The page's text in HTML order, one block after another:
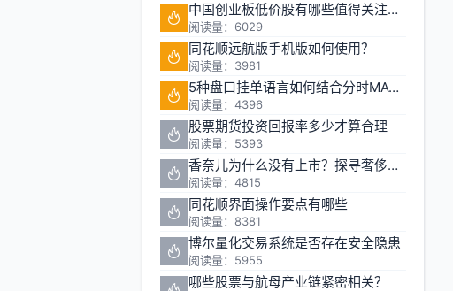
中国创业板低价股有哪些值得关注的投资机会?
阅读量：6029
同花顺远航版手机版如何使用？
阅读量：3981
5种盘口挂单语言如何结合分时MACD判断买卖点
阅读量：4396
股票期货投资回报率多少才算合理
阅读量：5393
香奈儿为什么没有上市？探寻奢侈品巨头的资本之路
阅读量：4815
同花顺界面操作要点有哪些
阅读量：8381
博尔量化交易系统是否存在安全隐患
阅读量：5955
哪些股票与航母产业链紧密相关？